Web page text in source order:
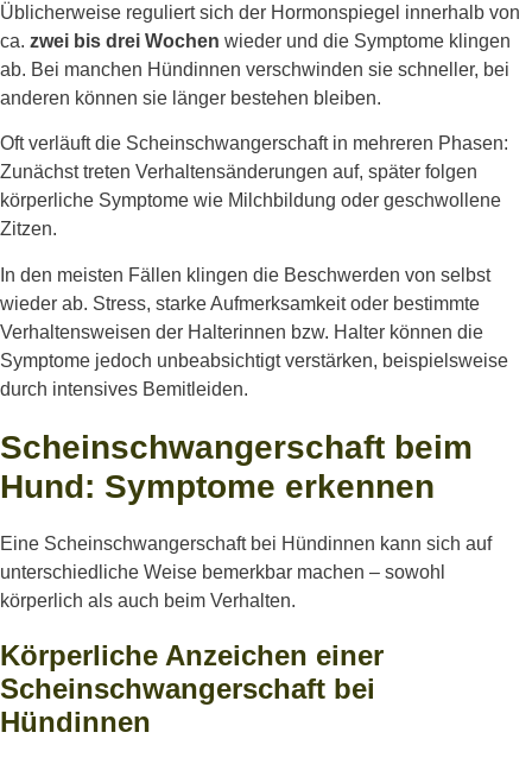
Üblicherweise reguliert sich der Hormonspiegel innerhalb von
ca. zwei bis drei Wochen wieder und die Symptome klingen
ab. Bei manchen Hündinnen verschwinden sie schneller, bei
anderen können sie länger bestehen bleiben.
Oft verläuft die Scheinschwangerschaft in mehreren Phasen:
Zunächst treten Verhaltensänderungen auf, später folgen
körperliche Symptome wie Milchbildung oder geschwollene
Zitzen.
In den meisten Fällen klingen die Beschwerden von selbst
wieder ab. Stress, starke Aufmerksamkeit oder bestimmte
Verhaltensweisen der Halterinnen bzw. Halter können die
Symptome jedoch unbeabsichtigt verstärken, beispielsweise
durch intensives Bemitleiden.
Scheinschwangerschaft beim
Hund: Symptome erkennen
Eine Scheinschwangerschaft bei Hündinnen kann sich auf
unterschiedliche Weise bemerkbar machen – sowohl
körperlich als auch beim Verhalten.
Körperliche Anzeichen einer
Scheinschwangerschaft bei
Hündinnen